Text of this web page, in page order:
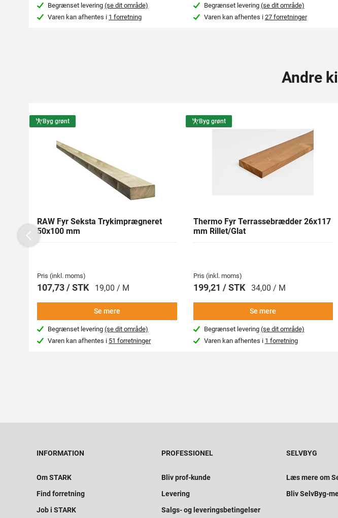
Begrænset levering(se dit område)
Varen kan afhentes i 1 forretning
Begrænset levering (se dit område)
Varen kan afhentes i 27 forretninger
Andre
Byg grønt
RAW Fyr Seksta Trykimprægneret
50x100 mm
Pris (inkl. moms)
107,73 / STK 19,00 / M
Se mere
Begrænset levering(se dit område)
Varen kan afhentes i 51 forretninger
Byg grønt
Thermo Fyr Terrassebrædder 26x117
mm Rillet/Glat
Pris (inkl. moms)
199,21 / STK 34,00 / M
Se mere
Begrænset levering (se dit område)
Varen kan afhentes i 1 forretning
Previous
INFORMATION
Om STARK
Find forretning
Job i STARK
PROFESSIONEL
Bliv prof-kunde
Levering
Salgs- og leveringsbetingelser
SELVBYG
Læs mere om
Bliv SelvByg-